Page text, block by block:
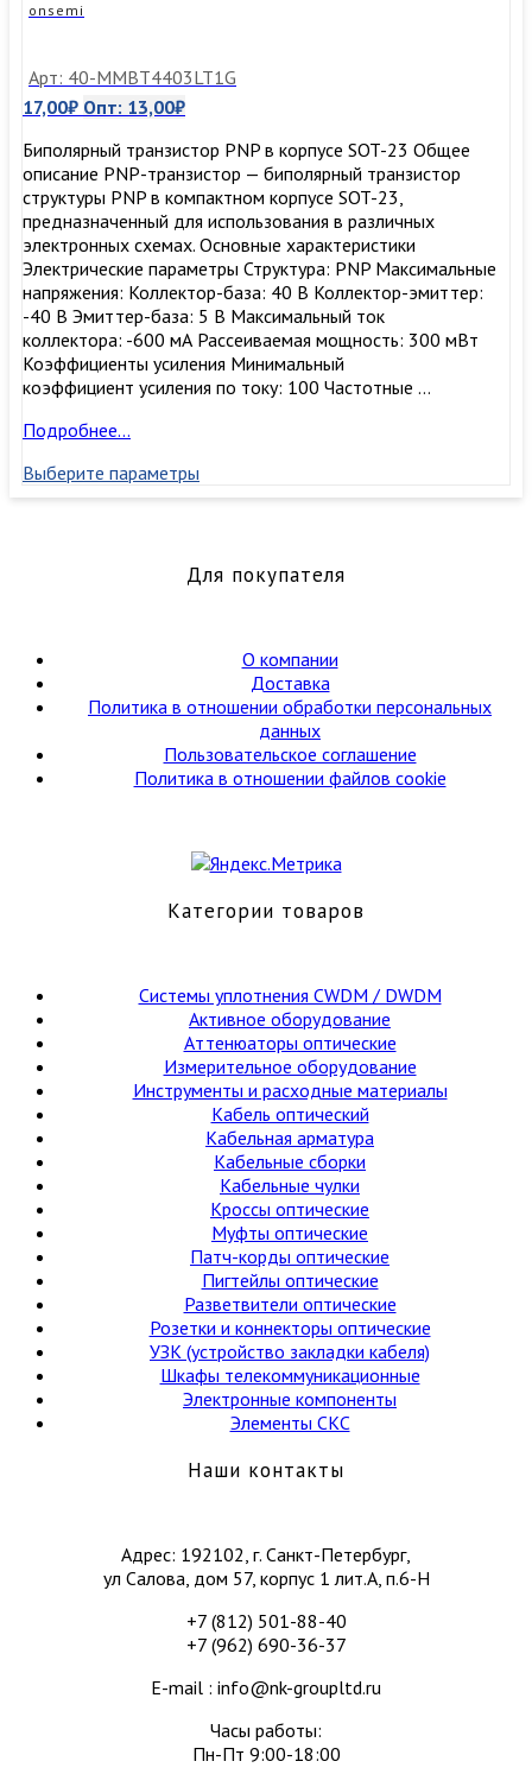
onsemi
Арт: 40-MMBT4403LT1G
17,00₽ Опт: 13,00₽
Биполярный транзистор PNP в корпусе SOT-23 Общее
описание PNP-транзистор — биполярный транзистор
структуры PNP в компактном корпусе SOT-23,
предназначенный для использования в различных
электронных схемах. Основные характеристики
Электрические параметры Структура: PNP Максимальные
напряжения: Коллектор-база: 40 В Коллектор-эмиттер:
-40 В Эмиттер-база: 5 В Максимальный ток
коллектора: -600 мА Рассеиваемая мощность: 300 мВт
Коэффициенты усиления Минимальный
коэффициент усиления по току: 100 Частотные …
MMBT4403LT1G
транзистор
switching
Подробнее…
Выберите параметры
Для покупателя
О компании
Доставка
Политика в отношении обработки персональных
данных
Пользовательское соглашение
Политика в отношении файлов cookie
Категории товаров
Cистемы уплотнения CWDM / DWDM
Активное оборудование
Аттенюаторы оптические
Измерительное оборудование
Инструменты и расходные материалы
Кабель оптический
Кабельная арматура
Кабельные сборки
Кабельные чулки
Кроссы оптические
Муфты оптические
Патч-корды оптические
Пигтейлы оптические
Разветвители оптические
Розетки и коннекторы оптические
УЗК (устройство закладки кабеля)
Шкафы телекоммуникационные
Электронные компоненты
Элементы СКС
Наши контакты
Адрес: 192102, г. Санкт-Петербург,
ул Салова, дом 57, корпус 1 лит.А, п.6-Н
+7 (812) 501-88-40
+7 (962) 690-36-37
E-mail : info@nk-groupltd.ru
Часы работы:
Пн-Пт 9:00-18:00